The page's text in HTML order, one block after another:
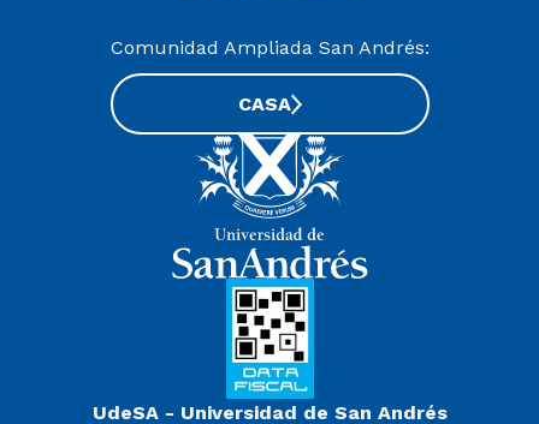
UdeSA - Universidad de San Andrés
Comunidad Ampliada San Andrés:
CASA